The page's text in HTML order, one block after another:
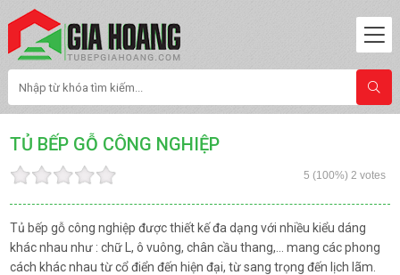
TỦ BẾP GỖ CÔNG NGHIỆP
5 (100%) 2 votes
Tủ bếp gỗ công nghiệp được thiết kế đa dạng với nhiều kiểu dáng
khác nhau như : chữ L, ô vuông, chân cầu thang,… mang các phong
cách khác nhau từ cổ điển đến hiện đại, từ sang trọng đến lịch lãm.